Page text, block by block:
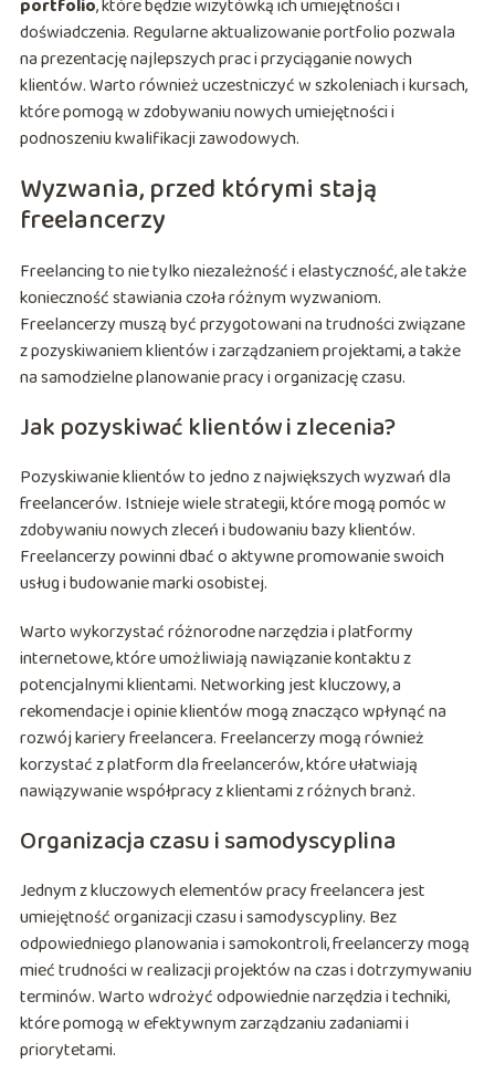
portfolio, które będzie wizytówką ich umiejętności i
doświadczenia. Regularne aktualizowanie portfolio pozwala
na prezentację najlepszych prac i przyciąganie nowych
klientów. Warto również uczestniczyć w szkoleniach i kursach,
które pomogą w zdobywaniu nowych umiejętności i
podnoszeniu kwalifikacji zawodowych.
Wyzwania, przed którymi stają
freelancerzy
Freelancing to nie tylko niezależność i elastyczność, ale także
konieczność stawiania czoła różnym wyzwaniom.
Freelancerzy muszą być przygotowani na trudności związane
z pozyskiwaniem klientów i zarządzaniem projektami, a także
na samodzielne planowanie pracy i organizację czasu.
Jak pozyskiwać klientów i zlecenia?
Pozyskiwanie klientów to jedno z największych wyzwań dla
freelancerów. Istnieje wiele strategii, które mogą pomóc w
zdobywaniu nowych zleceń i budowaniu bazy klientów.
Freelancerzy powinni dbać o aktywne promowanie swoich
usług i budowanie marki osobistej.
Warto wykorzystać różnorodne narzędzia i platformy
internetowe, które umożliwiają nawiązanie kontaktu z
potencjalnymi klientami. Networking jest kluczowy, a
rekomendacje i opinie klientów mogą znacząco wpłynąć na
rozwój kariery freelancera. Freelancerzy mogą również
korzystać z platform dla freelancerów, które ułatwiają
nawiązywanie współpracy z klientami z różnych branż.
Organizacja czasu i samodyscyplina
Jednym z kluczowych elementów pracy freelancera jest
umiejętność organizacji czasu i samodyscypliny. Bez
odpowiedniego planowania i samokontroli, freelancerzy mogą
mieć trudności w realizacji projektów na czas i dotrzymywaniu
terminów. Warto wdrożyć odpowiednie narzędzia i techniki,
które pomogą w efektywnym zarządzaniu zadaniami i
priorytetami.